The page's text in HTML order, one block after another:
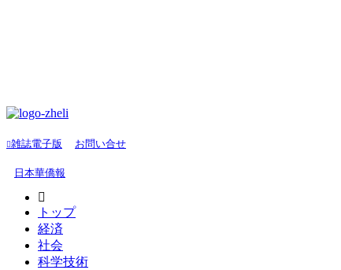
雑誌電子版 お問い合せ
日本華僑報
トップ
経済
社会
科学技術